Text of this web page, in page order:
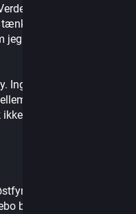
i sin tid,
at jeg skulle så
jeg har været de seneste
Ingen tvivl om det. Men
Odense og
synderligt
er kendt for. At
bakke er østfyns